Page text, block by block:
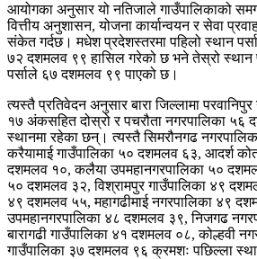
आयोगका अनुसार यो नतिजाले गाउँपालिकाको
वित्तीय अनुशासन, योजना कार्यान्वयन र सेवा
संकेत गर्दछ। मधेश प्रदेशस्तरमा पहिलो स्थान
७२ दशमलव ९९ हासिल गरेको छ भने तेस्रो स्थान
पर्साले ६७ दशमलव ९९ पाएको छ।
त्यस्तै प्रतिवेदन अनुसार बारा जिल्लामा
१७ अंकसहित दोस्रो र पचरौता नगरपालिका
स्थानमा रहेका छन्। त्यस्तै सिमरौनगढ
करैयामाई गाउँपालिका ५० दशमलव ६३, आदर्श
दशमलव १०, कलैया उपमहानगरपालिका ५०
५० दशमलव ३२, विश्रामपुर गाउँपालिका ४९
४९ दशमलव ५५, महागढीमाई नगरपालिका ४९
उपमहानगरपालिका ४८ दशमलव ३९, निजगढ
बारागढी गाउँपालिका ४१ दशमलव ०८, कोल्हवी
गाउँपालिका ३७ दशमलव ९६ क्रमशः पछिल्ला